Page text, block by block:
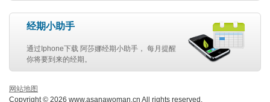
经期小助手
通过Iphone下载 阿莎娜经期小助手， 每月提醒
你将要到来的经期。
网站地图
Copyright © 2026 www.asanawoman.cn All rights reserved.